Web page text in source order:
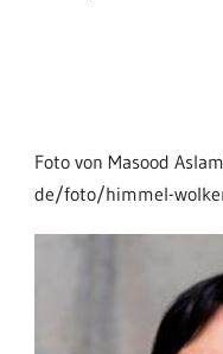
Foto von Masood
de/foto/himmel-